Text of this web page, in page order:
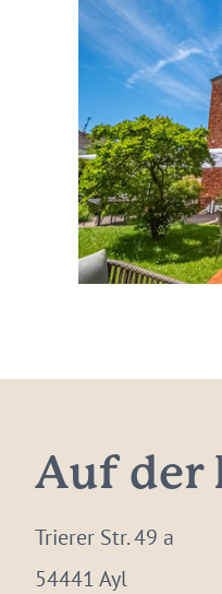
Auf der
Trierer Str. 49 a
54441 Ayl